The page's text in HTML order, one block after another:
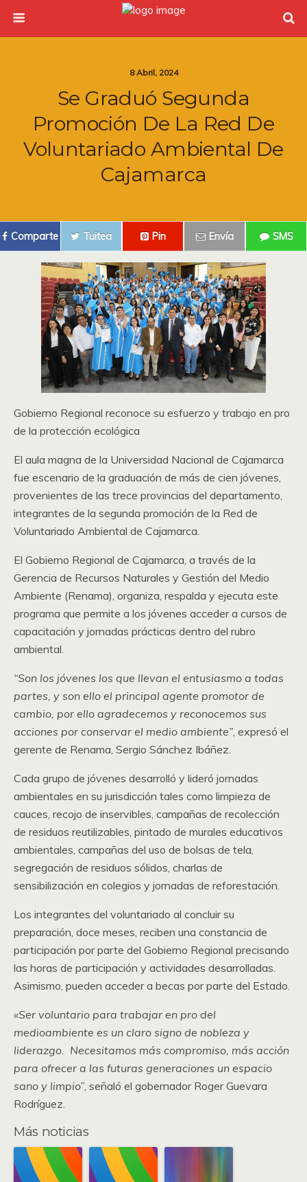
8 Abril, 2024
Se Graduó Segunda
Promoción De La Red De
Voluntariado Ambiental De
Cajamarca
Comparte Tuitea Pin Envía SMS
Gobierno Regional reconoce su esfuerzo y trabajo en pro
de la protección ecológica
El aula magna de la Universidad Nacional de Cajamarca
fue escenario de la graduación de más de cien jóvenes,
provenientes de las trece provincias del departamento,
integrantes de la segunda promoción de la Red de
Voluntariado Ambiental de Cajamarca.
El Gobierno Regional de Cajamarca, a través de la
Gerencia de Recursos Naturales y Gestión del Medio
Ambiente (Renama), organiza, respalda y ejecuta este
programa que permite a los jóvenes acceder a cursos de
capacitación y jornadas prácticas dentro del rubro
ambiental.
“Son los jóvenes los que llevan el entusiasmo a todas
partes, y son ello el principal agente promotor de
cambio, por ello agradecemos y reconocemos sus
acciones por conservar el medio ambiente”, expresó el
gerente de Renama, Sergio Sánchez Ibáñez.
Cada grupo de jóvenes desarrolló y lideró jornadas
ambientales en su jurisdicción tales como limpieza de
cauces, recojo de inservibles, campañas de recolección
de residuos reutilizables, pintado de murales educativos
ambientales, campañas del uso de bolsas de tela,
segregación de residuos sólidos, charlas de
sensibilización en colegios y jornadas de reforestación.
Los integrantes del voluntariado al concluir su
preparación, doce meses, reciben una constancia de
participación por parte del Gobierno Regional precisando
las horas de participación y actividades desarrolladas.
Asimismo, pueden acceder a becas por parte del Estado.
«Ser voluntario para trabajar en pro del
medioambiente es un claro signo de nobleza y
liderazgo. Necesitamos más compromiso, más acción
para ofrecer a las futuras generaciones un espacio
sano y limpio”, señaló el gobernador Roger Guevara
Rodríguez.
Más noticias